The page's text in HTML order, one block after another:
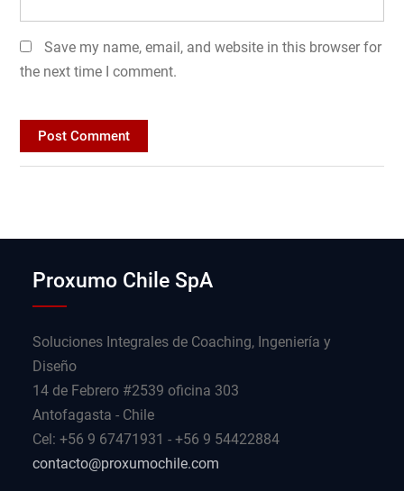
Save my name, email, and website in this browser for
the next time I comment.
Proxumo Chile SpA
Soluciones Integrales de Coaching, Ingeniería y
Diseño
14 de Febrero #2539 oficina 303
Antofagasta - Chile
Cel: +56 9 67471931 - +56 9 54422884
contacto@proxumochile.com